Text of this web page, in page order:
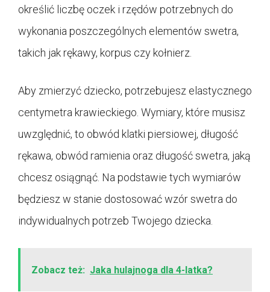
określić liczbę oczek i rzędów potrzebnych do
wykonania poszczególnych elementów swetra,
takich jak rękawy, korpus czy kołnierz.
Aby zmierzyć dziecko, potrzebujesz elastycznego
centymetra krawieckiego. Wymiary, które musisz
uwzględnić, to obwód klatki piersiowej, długość
rękawa, obwód ramienia oraz długość swetra, jaką
chcesz osiągnąć. Na podstawie tych wymiarów
będziesz w stanie dostosować wzór swetra do
indywidualnych potrzeb Twojego dziecka.
Zobacz też: Jaka hulajnoga dla 4-latka?